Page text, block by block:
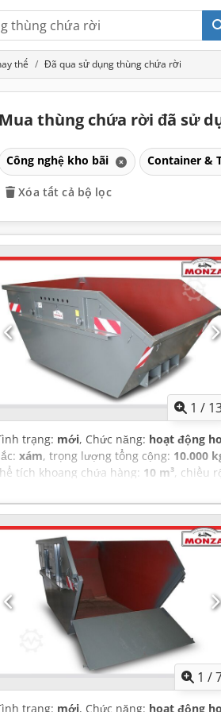
thế Đã qua sử dụng thùng chứa rời
thùng chứa rời đã sử
Công nghệ kho bãi Container &
Xóa tất cả bộ lọc
1 /
trạng: mới, Chức năng: hoạt động
xám, trọng lượng tổng cộng: 10.000
tích khoang chứa hàng: 10 m³, chiều
1 /
trạng: mới, Chức năng: hoạt động